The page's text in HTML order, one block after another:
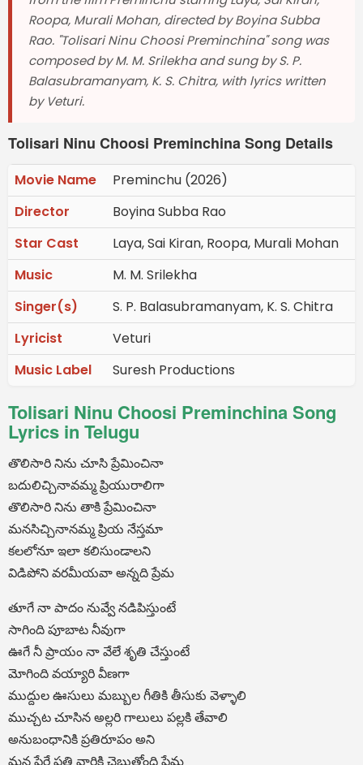
Roopa, Murali Mohan, directed by Boyina Subba
Rao. "Tolisari Ninu Choosi Preminchina" song was
composed by M. M. Srilekha and sung by S. P.
Balasubramanyam, K. S. Chitra, with lyrics written
by Veturi.
Tolisari Ninu Choosi Preminchina Song Details
Movie Name
Preminchu (2026)
Director
Boyina Subba Rao
Star Cast
Laya, Sai Kiran, Roopa, Murali Mohan
Music
M. M. Srilekha
Singer(s)
S. P. Balasubramanyam, K. S. Chitra
Lyricist
Veturi
Music Label
Suresh Productions
Tolisari Ninu Choosi Preminchina Song
Lyrics in Telugu
తొలిసారి నిను చూసి ప్రేమించినా
బదులిచ్చినావమ్మ ప్రియురాలిగా
తొలిసారి నిను తాకి ప్రేమించినా
మనసిచ్చినానమ్మ ప్రియ నేస్తమా
కలలోనూ ఇలా కలిసుండాలని
విడిపోని వరమీయవా అన్నది ప్రేమ
తూగే నా పాదం నువ్వే నడిపిస్తుంటే
సాగింది పూబాట నీవుగా
ఊగే నీ ప్రాయం నా వేలే శృతి చేస్తుంటే
మోగింది వయ్యారి వీణగా
ముద్దుల ఊసులు మబ్బుల గీతికి తీసుకు వెళ్ళాలి
ముచ్చట చూసిన అల్లరి గాలులు పల్లకి తేవాలి
అనుబంధానికి ప్రతిరూపం అని